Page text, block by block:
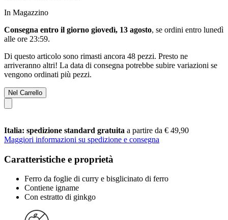
In Magazzino
Consegna entro il giorno giovedì, 13 agosto, se ordini entro lunedì
alle ore 23:59.
Di questo articolo sono rimasti ancora 48 pezzi. Presto ne
arriveranno altri! La data di consegna potrebbe subire variazioni se
vengono ordinati più pezzi.
Nel Carrello
Italia: spedizione standard gratuita a partire da € 49,90
Maggiori informazioni su spedizione e consegna
Caratteristiche e proprietà
Ferro da foglie di curry e bisglicinato di ferro
Contiene igname
Con estratto di ginkgo